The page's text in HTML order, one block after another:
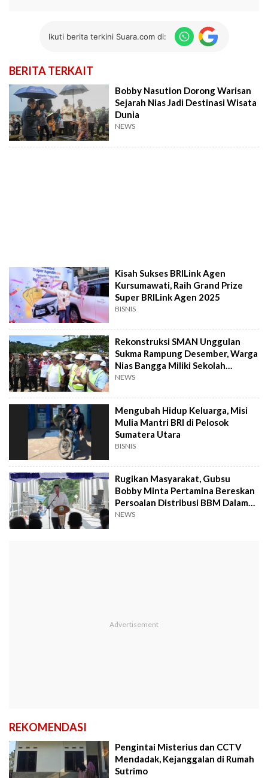
Ikuti berita terkini Suara.com di:
BERITA TERKAIT
Bobby Nasution Dorong Warisan
Sejarah Nias Jadi Destinasi Wisata
Dunia
NEWS
Kisah Sukses BRILink Agen
Kursumawati, Raih Grand Prize
Super BRILink Agen 2025
BISNIS
Rekonstruksi SMAN Unggulan
Sukma Rampung Desember, Warga
Nias Bangga Miliki Sekolah
Bertaraf Unggul
NEWS
Mengubah Hidup Keluarga, Misi
Mulia Mantri BRI di Pelosok
Sumatera Utara
BISNIS
Rugikan Masyarakat, Gubsu
Bobby Minta Pertamina Bereskan
Persoalan Distribusi BBM Dalam
Dua Hari
NEWS
REKOMENDASI
Pengintai Misterius dan CCTV
Mendadak, Kejanggalan di Rumah
Sutrimo